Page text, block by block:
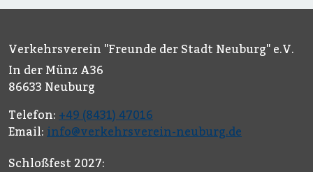
Verkehrsverein "Freunde der Stadt Neuburg" e.V.
In der Münz A36
86633 Neuburg
Telefon: +49 (8431) 47016
Email: info@verkehrsverein-neuburg.de
Schloßfest 2027: